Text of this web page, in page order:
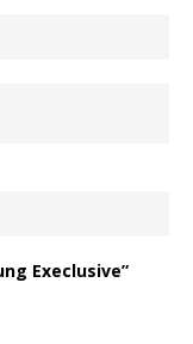
Execlusive”